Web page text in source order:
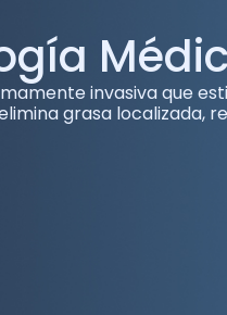
invasiva que
grasa localizada,